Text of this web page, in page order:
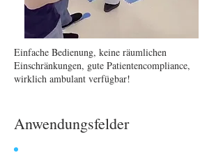
Einfache Bedienung, keine räumlichen
Einschränkungen, gute Patientencompliance,
wirklich ambulant verfügbar!
Anwendungsfelder